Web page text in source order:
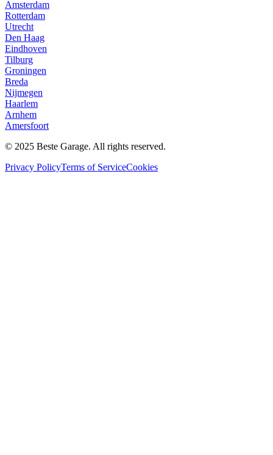
Amsterdam
Rotterdam
Utrecht
Den Haag
Eindhoven
Tilburg
Groningen
Breda
Nijmegen
Haarlem
Arnhem
Amersfoort
© 2025 Beste Garage. All rights reserved.
Privacy PolicyTerms of ServiceCookies